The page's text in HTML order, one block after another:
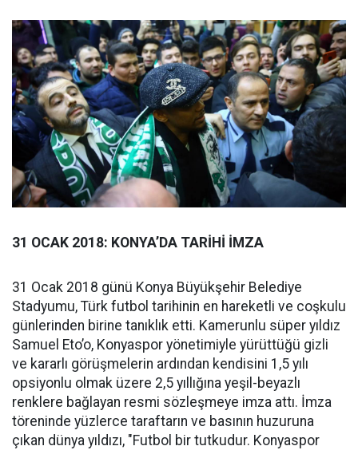
31 OCAK 2018: KONYA’DA TARİHİ İMZA
31 Ocak 2018 günü Konya Büyükşehir Belediye
Stadyumu, Türk futbol tarihinin en hareketli ve coşkulu
günlerinden birine tanıklık etti. Kamerunlu süper yıldız
Samuel Eto’o, Konyaspor yönetimiyle yürüttüğü gizli
ve kararlı görüşmelerin ardından kendisini 1,5 yılı
opsiyonlu olmak üzere 2,5 yıllığına yeşil-beyazlı
renklere bağlayan resmi sözleşmeye imza attı. İmza
töreninde yüzlerce taraftarın ve basının huzuruna
çıkan dünya yıldızı, "Futbol bir tutkudur. Konyaspor